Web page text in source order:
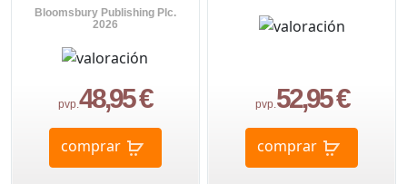
Bloomsbury Publishing Plc.
2026
pvp.48,95 €
comprar
pvp. 52,95 €
comprar